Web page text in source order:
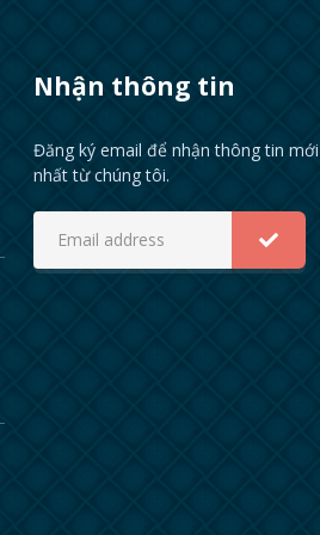
Nhận thông tin
Đăng ký email để nhận thông tin mới
nhất từ chúng tôi.